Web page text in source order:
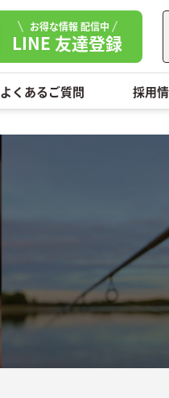
お得な情報 配信中
LINE 友達登録
よくあるご質問 採用